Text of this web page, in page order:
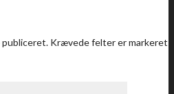
publiceret. Krævede felter er markeret